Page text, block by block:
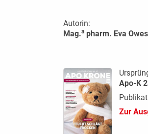
Autorin:
Mag.apharm. Eva
Apo-K
Zur